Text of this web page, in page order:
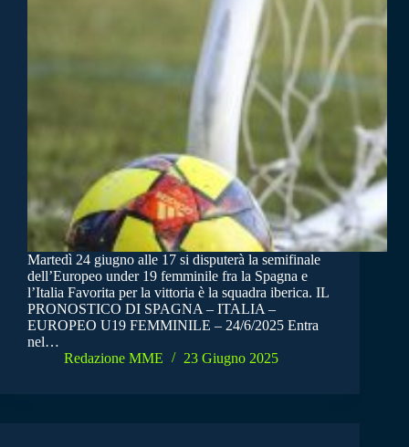
Martedì 24 giugno alle 17 si disputerà la semifinale
dell’Europeo under 19 femminile fra la Spagna e
l’Italia Favorita per la vittoria è la squadra iberica. IL
PRONOSTICO DI SPAGNA – ITALIA –
EUROPEO U19 FEMMINILE – 24/6/2025 Entra
nel…
Redazione MME
23 Giugno 2025